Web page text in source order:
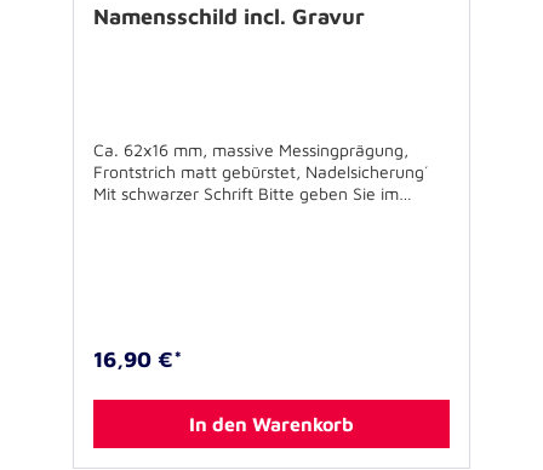
Namensschild incl. Gravur
Ca. 62x16 mm, massive Messingprägung,
Frontstrich matt gebürstet, Nadelsicherung´
Mit schwarzer Schrift Bitte geben Sie im
16,90 €*
In den Warenkorb